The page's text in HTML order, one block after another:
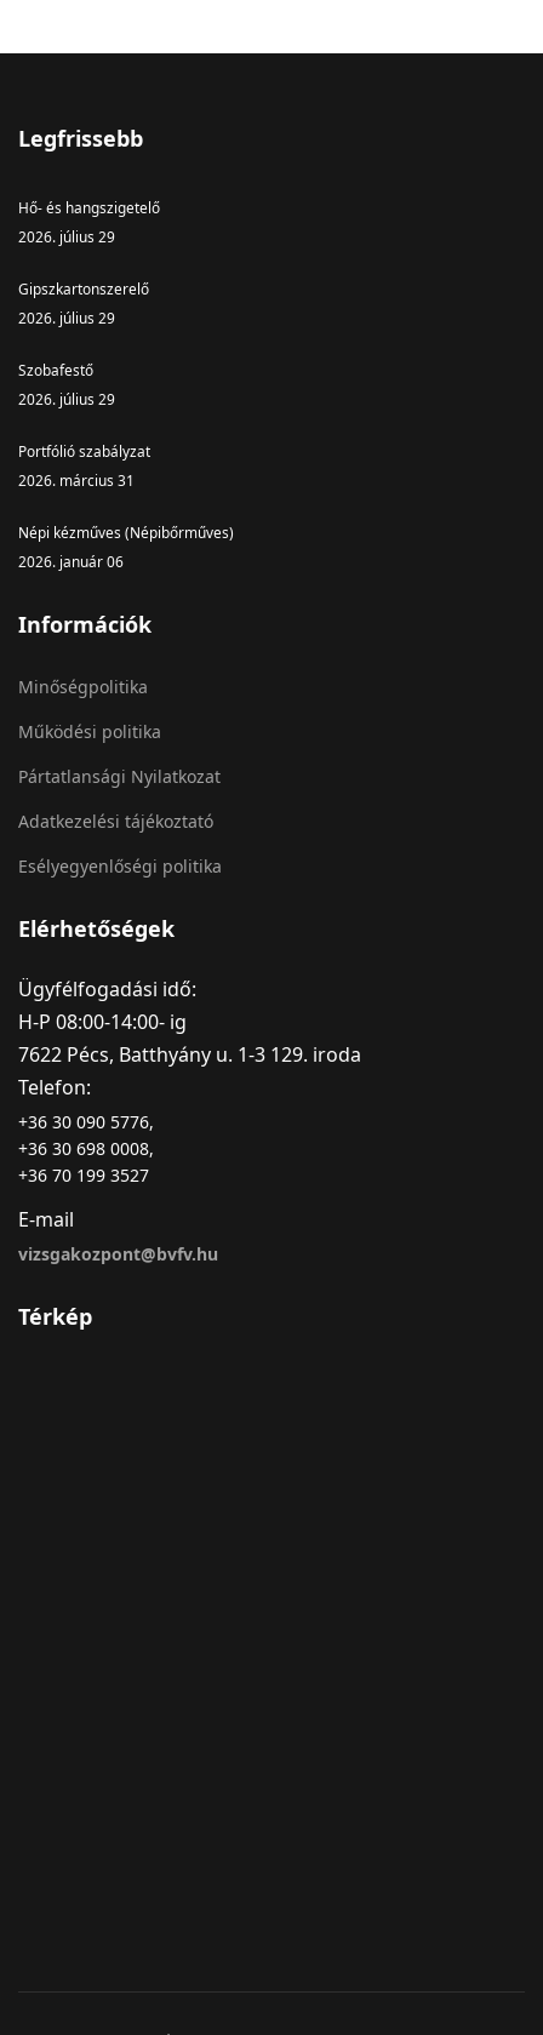
Legfrissebb
Hő- és hangszigetelő
2026. július 29
Gipszkartonszerelő
2026. július 29
Szobafestő
2026. július 29
Portfólió szabályzat
2026. március 31
Népi kézműves (Népibőrműves)
2026. január 06
Információk
Minőségpolitika
Működési politika
Pártatlansági Nyilatkozat
Adatkezelési tájékoztató
Esélyegyenlőségi politika
Elérhetőségek
Ügyfélfogadási idő:
H-P 08:00-14:00- ig
7622 Pécs, Batthyány u. 1-3 129. iroda
Telefon:
+36 30 090 5776,
+36 30 698 0008,
+36 70 199 3527
E-mail
vizsgakozpont@bvfv.hu
Térkép